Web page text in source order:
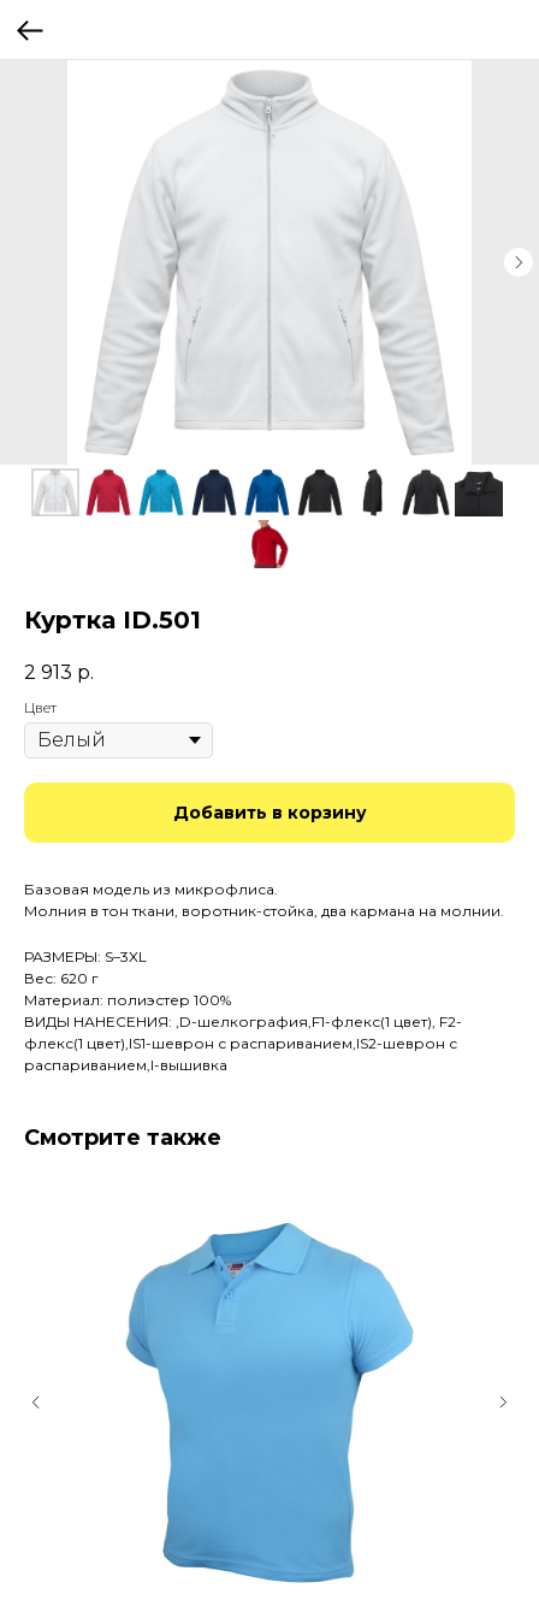
Куртка ID.501
2 913 р.
Цвет
Добавить в корзину
Базовая модель из микрофлиса.
Молния в тон ткани, воротник-стойка, два кармана на молнии.
РАЗМЕРЫ: S–3XL
Вес: 620 г
Материал: полиэстер 100%
ВИДЫ НАНЕСЕНИЯ: ,D-шелкография,F1-флекс(1 цвет), F2-
флекс(1 цвет),IS1-шеврон с распариванием,IS2-шеврон с
распариванием,I-вышивка
Смотрите также